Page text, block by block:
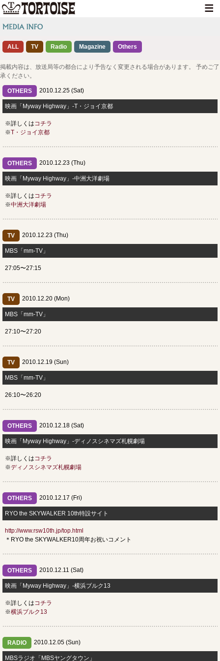
NEWS
LIVE INFO
ALL TV Radio Magazine Others
掲載内容は、放送局等の都合により予告なく変更される場合があります。 予めご了
承ください。
OTHERS 2010.12.25 (Sat)
映画「Myway Highway」-T・ジョイ京都
※詳しくはコチラ
※T・ジョイ京都
OTHERS 2010.12.23 (Thu)
映画「Myway Highway」-中洲大洋劇場
※詳しくはコチラ
※中洲大洋劇場
TV 2010.12.23 (Thu)
MBS「mm-TV」
27:05〜27:15
TV 2010.12.20 (Mon)
MBS「mm-TV」
27:10〜27:20
TV 2010.12.19 (Sun)
MBS「mm-TV」
26:10〜26:20
OTHERS 2010.12.18 (Sat)
映画「Myway Highway」-ディノスシネマズ札幌劇場
※詳しくはコチラ
※ディノスシネマズ札幌劇場
OTHERS 2010.12.17 (Fri)
RYO the SKYWALKER 10th特設サイト
http://www.rsw10th.jp/top.html
＊RYO the SKYWALKER10周年お祝いコメント
OTHERS 2010.12.11 (Sat)
映画「Myway Highway」-横浜ブルク13
※詳しくはコチラ
※横浜ブルク13
RADIO 2010.12.05 (Sun)
MBSラジオ「MBSヤングタウン」